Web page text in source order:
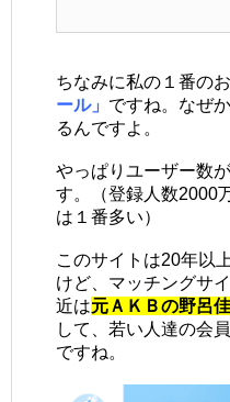
ちなみに私の１番の
ール」 ですね。なぜ
るんですよ。
やっぱりユーザー数
す。（登録人数2000
は１番多い）
このサイトは20年以
けど、マッチングサ
近は元ＡＫＢの野呂
して、若い人達の会
ですね。